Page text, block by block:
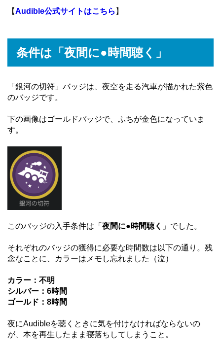
【Audible公式サイトはこちら 】
条件は「夜間に●時間聴く」
「銀河の切符」バッジは、夜空を走る汽車が描かれた紫色
のバッジです。
下の画像はゴールドバッジで、ふちが金色になっていま
す。
このバッジの入手条件は「 夜間に●時間聴く 」でした。
それぞれのバッジの獲得に必要な時間数は以下の通り。残
念なことに、カラーはメモし忘れました（泣）
カラー：不明
シルバー：6時間
ゴールド：8時間
夜にAudibleを聴くときに気を付けなければならないの
が、本を再生したまま寝落ちしてしまうこと。